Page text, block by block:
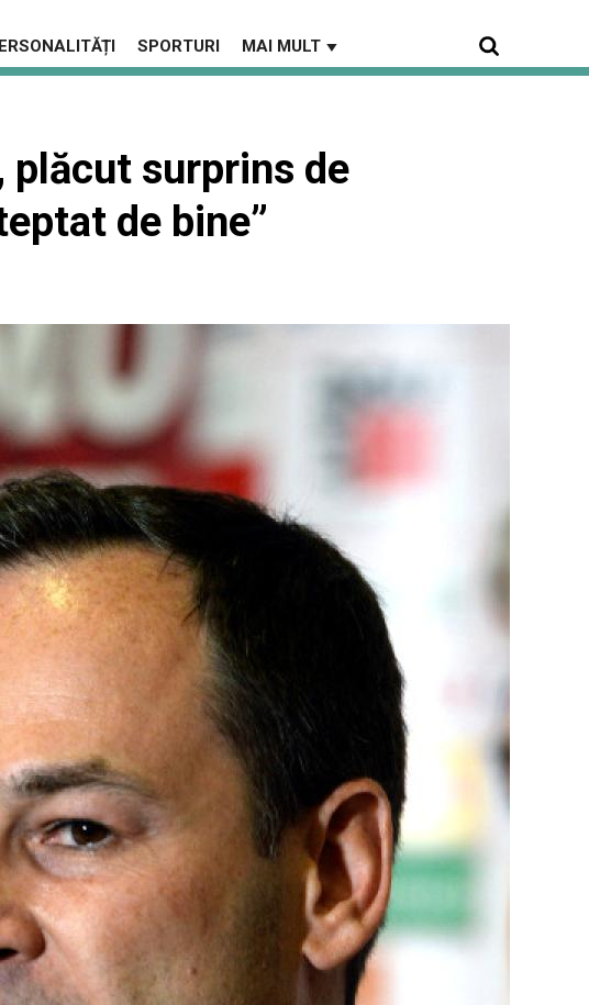
SPORTURI MAI MULT ▼
plăcut surprins de
de bine”